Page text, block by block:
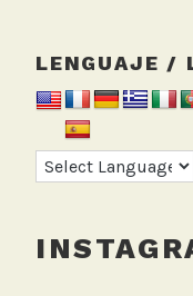
LENGUAJE /